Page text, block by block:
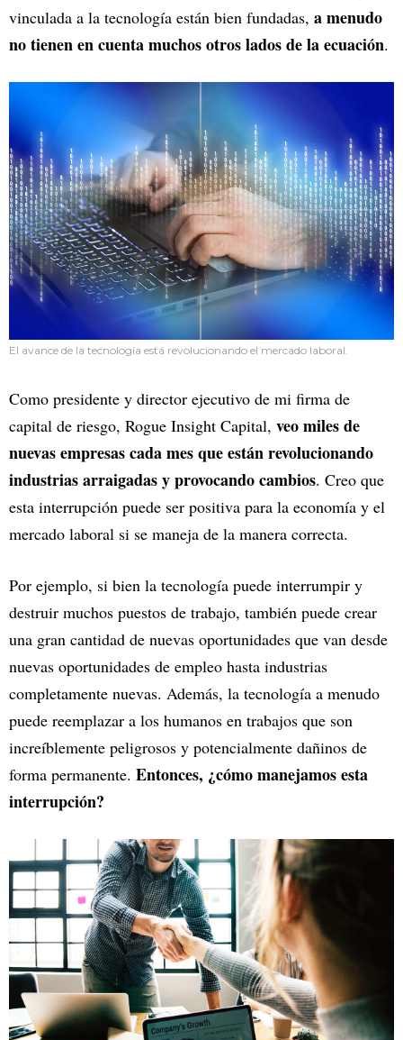
vinculada a la tecnología están bien fundadas, a menudo
no tienen en cuenta muchos otros lados de la ecuación.
El avance de la tecnología está revolucionando el mercado laboral.
Como presidente y director ejecutivo de mi firma de
capital de riesgo, Rogue Insight Capital, veo miles de
nuevas empresas cada mes que están revolucionando
industrias arraigadas y provocando cambios. Creo que
esta interrupción puede ser positiva para la economía y el
mercado laboral si se maneja de la manera correcta.
Por ejemplo, si bien la tecnología puede interrumpir y
destruir muchos puestos de trabajo, también puede crear
una gran cantidad de nuevas oportunidades que van desde
nuevas oportunidades de empleo hasta industrias
completamente nuevas. Además, la tecnología a menudo
puede reemplazar a los humanos en trabajos que son
increíblemente peligrosos y potencialmente dañinos de
forma permanente. Entonces, ¿cómo manejamos esta
interrupción?